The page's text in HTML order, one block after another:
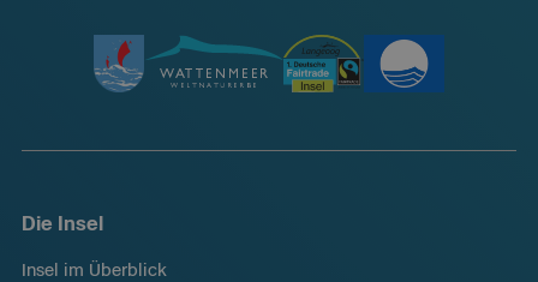
Die Insel
Insel im Überblick